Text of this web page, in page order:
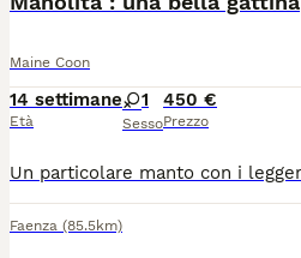
Maine Coon
14 settimane
Età
1
Sesso
450 €
Prezzo
Faenza (85.5km)